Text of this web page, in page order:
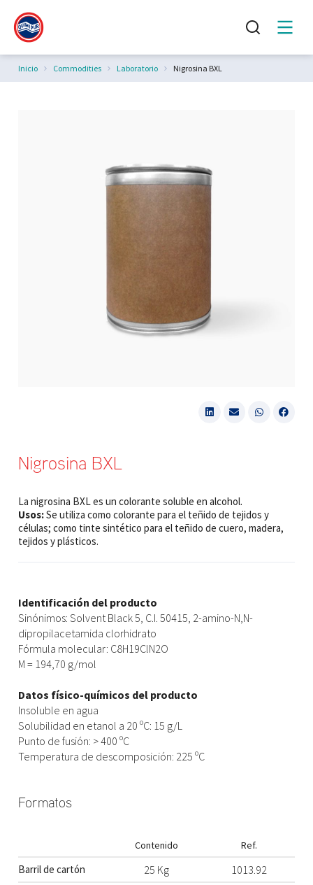
Estás aquí:
Inicio Commodities Laboratorio Nigrosina BXL
Nigrosina BXL
La nigrosina BXL es un colorante soluble en alcohol.
Usos:Se utiliza como colorante para el teñido de tejidos y
células; como tinte sintético para el teñido de cuero, madera,
tejidos y plásticos.
Identificación del producto
Sinónimos: Solvent Black 5, C.I. 50415, 2-amino-N,N-
dipropilacetamida clorhidrato
Fórmula molecular: C8H19ClN2O
M = 194,70 g/mol
Datos físico-químicos del producto
Insoluble en agua
Solubilidad en etanol a 20 ºC: 15 g/L
Punto de fusión: > 400 ºC
Temperatura de descomposición: 225 ºC
Formatos
Contenido Ref.
Barril de cartón 25 Kg 1013.92